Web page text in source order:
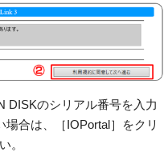
DISKのシリアル番号を入力
合は、［IOPortal］をクリ
。